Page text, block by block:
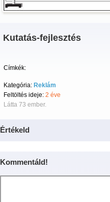
Kutatás-fejlesztés
Címkék:
Kategória: Reklám
Feltöltés ideje: 2 éve
Látta 73 ember.
Értékeld
Kommentáld!